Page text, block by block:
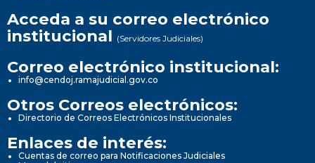
Acceda a su correo electrónico
institucional (Servidores Judiciales)
Correo electrónico institucional:
info@cendoj.ramajudicial.gov.co
Otros Correos electrónicos:
Directorio de Correos Electrónicos Institucionales
Enlaces de interés:
Cuentas de correo para Notificaciones Judiciales